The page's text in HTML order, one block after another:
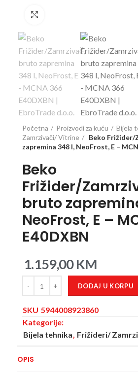
Početna Proizvodi za kuću Bijela
Zamrzivači/ Vitrine
Beko Frižider/
zapremina 348 l, NeoFrost, E –
Beko
Frižider/
bruto
NeoFrost, E –
E40DXBN
1.159,00KM
DODAJ U KORPU
SKU 5944008923860
Kategorije:
Bijela tehnika, Frižideri/
OPIS